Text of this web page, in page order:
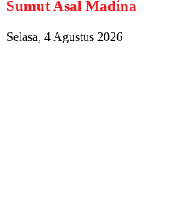
Sumut Asal Madina
Selasa, 4 Agustus 2026